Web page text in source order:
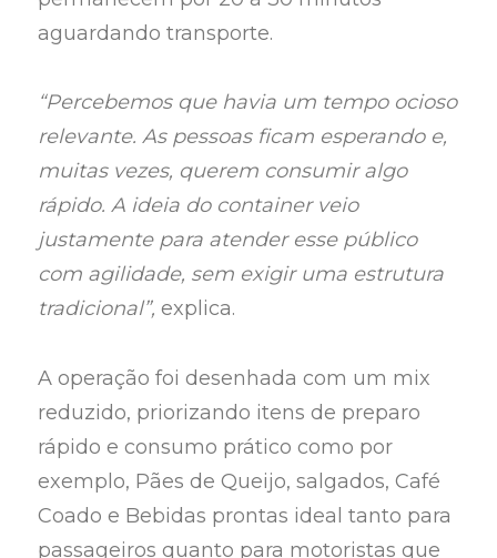
aguardando transporte.
“Percebemos que havia um tempo ocioso
relevante. As pessoas ficam esperando e,
muitas vezes, querem consumir algo
rápido. A ideia do container veio
justamente para atender esse público
com agilidade, sem exigir uma estrutura
tradicional”, explica.
A operação foi desenhada com um mix
reduzido, priorizando itens de preparo
rápido e consumo prático como por
exemplo, Pães de Queijo, salgados, Café
Coado e Bebidas prontas ideal tanto para
passageiros quanto para motoristas que